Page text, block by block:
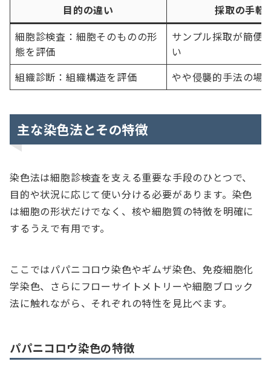
目的の違い
採取の手軽
細胞診検査：細胞そのものの形
態を評価
サンプル採取が簡便
い
組織診断：組織構造を評価
やや侵襲的手法の場
主な染色法とその特徴
染色法は細胞診検査を支える重要な手段のひとつで、
目的や状況に応じて使い分ける必要があります。染色
は細胞の形状だけでなく、核や細胞質の特徴を明確に
するうえで有用です。
ここではパパニコロウ染色やギムザ染色、免疫細胞化
学染色、さらにフローサイトメトリーや細胞ブロック
法に触れながら、それぞれの特性を見比べます。
パパニコロウ染色の特徴